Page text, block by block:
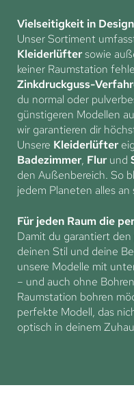
Vielseitigkeit in
Unser Sortiment
Kleiderlüftersowie
keiner Raumstation
Zinkdruckguss-
du normal oder
günstigeren Modellen
wir garantieren dir
Unsere Kleiderlüfter
Badezimmer, Flur und
den Außenbereich. So
jedem Planeten alles an
Für jeden Raum die
Damit du garantiert den
deinen Stil und deine
unsere Modelle mit
– und auch ohne
Raumstation bohren
perfekte Modell, das
optisch in deinem